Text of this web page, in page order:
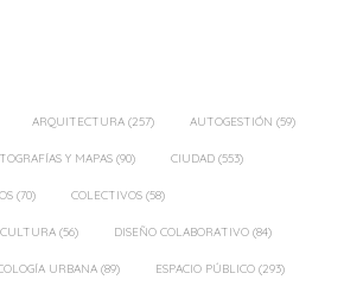
ARQUITECTURA (257) AUTOGESTIÓN (59)
Y MAPAS (90) CIUDAD (553)
(70) COLECTIVOS (58)
CULTURA (56) DISEÑO COLABORATIVO (84)
URBANA (89) ESPACIO PÚBLICO (293)